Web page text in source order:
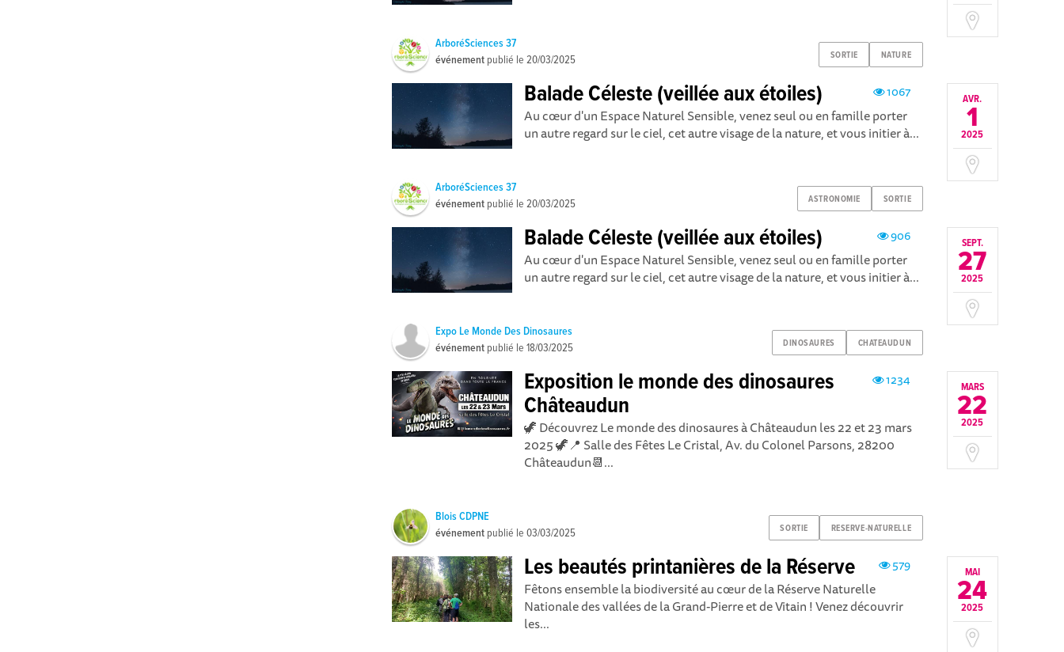
SORTIE NATURE
ArboréSciences 37
événement publié le20/03/2025
AVR.
1
2025
1067
Balade Céleste (veillée aux étoiles)
Au cœur d'un Espace Naturel Sensible, venez seul ou en famille porter
un autre regard sur le ciel, cet autre visage de la nature, et vous initier à...
ASTRONOMIE SORTIE
ArboréSciences 37
événement publié le20/03/2025
SEPT.
27
2025
906
Balade Céleste (veillée aux étoiles)
Au cœur d'un Espace Naturel Sensible, venez seul ou en famille porter
un autre regard sur le ciel, cet autre visage de la nature, et vous initier à...
DINOSAURES CHATEAUDUN
Expo Le Monde Des Dinosaures
événement publié le18/03/2025
MARS
22
2025
1234
Exposition le monde des dinosaures
Châteaudun
🦖 Découvrez Le monde des dinosaures à Châteaudun les 22 et 23 mars
2025 🦖📍 Salle des Fêtes Le Cristal, Av. du Colonel Parsons, 28200
Châteaudun📆...
SORTIE RESERVE-NATURELLE
Blois CDPNE
événement publié le03/03/2025
MAI
24
2025
579
Les beautés printanières de la Réserve
Fêtons ensemble la biodiversité au cœur de la Réserve Naturelle
Nationale des vallées de la Grand-Pierre et de Vitain ! Venez découvrir
les...